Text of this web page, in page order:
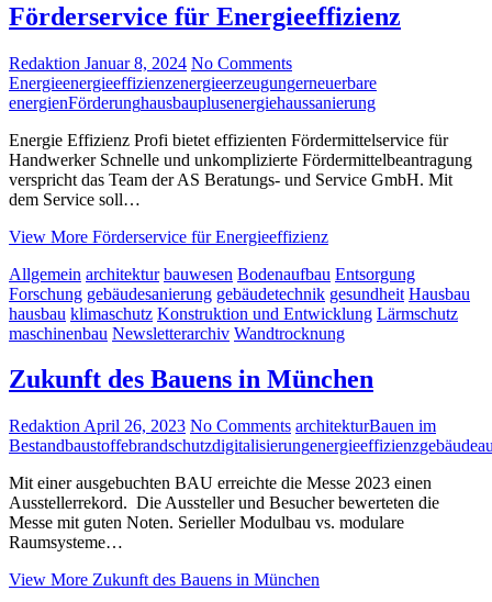
Förderservice für Energieeffizienz
Redaktion Januar 8, 2024 No Comments
Energieenergieeffizienzenergieerzeugungerneuerbare
energienFörderunghausbauplusenergiehaussanierung
Energie Effizienz Profi bietet effizienten Fördermittelservice für
Handwerker Schnelle und unkomplizierte Fördermittelbeantragung
verspricht das Team der AS Beratungs- und Service GmbH. Mit
dem Service soll…
View More Förderservice für Energieeffizienz
Allgemein architektur bauwesen Bodenaufbau Entsorgung
Forschung gebäudesanierung gebäudetechnik gesundheit Hausbau
hausbau klimaschutz Konstruktion und Entwicklung Lärmschutz
maschinenbau Newsletterarchiv Wandtrocknung
Zukunft des Bauens in München
Redaktion April 26, 2023 No Comments architekturBauen im
Bestandbaustoffebrandschutzdigitalisierungenergieeffizienz
Mit einer ausgebuchten BAU erreichte die Messe 2023 einen
Ausstellerrekord. Die Aussteller und Besucher bewerteten die
Messe mit guten Noten. Serieller Modulbau vs. modulare
Raumsysteme…
View More Zukunft des Bauens in München